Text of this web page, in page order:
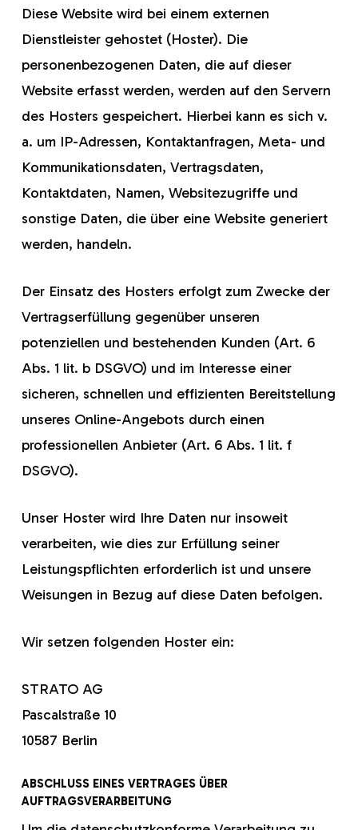
Diese Website wird bei einem externen
Dienstleister gehostet (Hoster). Die
personenbezogenen Daten, die auf dieser
Website erfasst werden, werden auf den Servern
des Hosters gespeichert. Hierbei kann es sich v.
a. um IP-Adressen, Kontaktanfragen, Meta- und
Kommunikationsdaten, Vertragsdaten,
Kontaktdaten, Namen, Websitezugriffe und
sonstige Daten, die über eine Website generiert
werden, handeln.
Der Einsatz des Hosters erfolgt zum Zwecke der
Vertragserfüllung gegenüber unseren
potenziellen und bestehenden Kunden (Art. 6
Abs. 1 lit. b DSGVO) und im Interesse einer
sicheren, schnellen und effizienten Bereitstellung
unseres Online-Angebots durch einen
professionellen Anbieter (Art. 6 Abs. 1 lit. f
DSGVO).
Unser Hoster wird Ihre Daten nur insoweit
verarbeiten, wie dies zur Erfüllung seiner
Leistungspflichten erforderlich ist und unsere
Weisungen in Bezug auf diese Daten befolgen.
Wir setzen folgenden Hoster ein:
STRATO AG
Pascalstraße 10
10587 Berlin
ABSCHLUSS EINES VERTRAGES ÜBER
AUFTRAGSVERARBEITUNG